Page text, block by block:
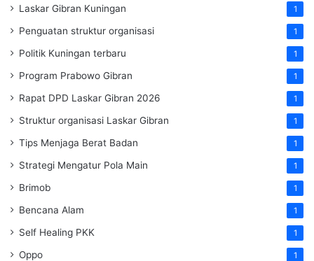
Laskar Gibran Kuningan 1
Penguatan struktur organisasi 1
Politik Kuningan terbaru 1
Program Prabowo Gibran 1
Rapat DPD Laskar Gibran 2026 1
Struktur organisasi Laskar Gibran 1
Tips Menjaga Berat Badan 1
Strategi Mengatur Pola Main 1
Brimob 1
Bencana Alam 1
Self Healing PKK 1
Oppo 1